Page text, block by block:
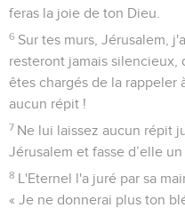
feras la joie de ton Dieu.
6 Sur tes murs, Jérusalem,
resteront jamais silencieux,
êtes chargés de la rappeler
aucun répit !
7 Ne lui laissez aucun répit
Jérusalem et fasse d’elle
8 L'Eternel l'a juré par sa
« Je ne donnerai plus ton